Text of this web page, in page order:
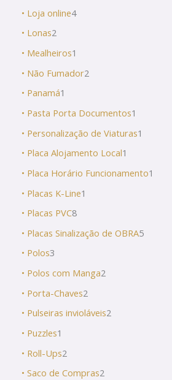
• Loja online4
• Lonas2
• Mealheiros1
• Não Fumador2
• Panamá1
• Pasta Porta Documentos1
• Personalização de Viaturas1
• Placa Alojamento Local1
• Placa Horário Funcionamento1
• Placas K-Line1
• Placas PVC8
• Placas Sinalização de OBRA5
• Polos3
• Polos com Manga2
• Porta-Chaves2
• Pulseiras invioláveis2
• Puzzles1
• Roll-Ups2
• Saco de Compras2